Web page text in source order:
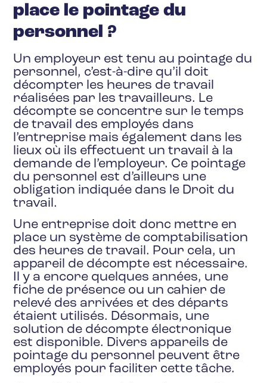
place le pointage du
personnel ?
Un employeur est tenu au pointage du
personnel, c’est-à-dire qu’il doit
décompter les heures de travail
réalisées par les travailleurs. Le
décompte se concentre sur le temps
de travail des employés dans
l’entreprise mais également dans les
lieux où ils effectuent un travail à la
demande de l’employeur. Ce pointage
du personnel est d’ailleurs une
obligation indiquée dans le Droit du
travail.
Une entreprise doit donc mettre en
place un système de comptabilisation
des heures de travail. Pour cela, un
appareil de décompte est nécessaire.
Il y a encore quelques années, une
fiche de présence ou un cahier de
relevé des arrivées et des départs
étaient utilisés. Désormais, une
solution de décompte électronique
est disponible. Divers appareils de
pointage du personnel peuvent être
employés pour faciliter cette tâche.